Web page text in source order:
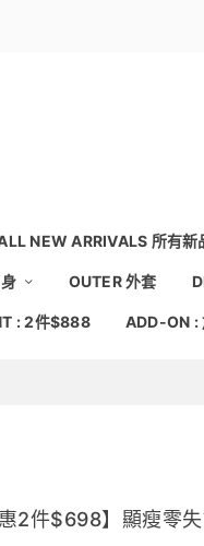
NEW ARRIVALS 所有新
OUTER 外套
: 2件$888 ADD-ON :
2件$698】顯瘦零